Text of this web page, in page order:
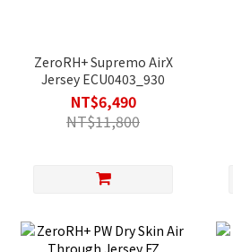
ZeroRH+ Supremo AirX
Jersey ECU0403_930
NT$6,490
NT$11,800